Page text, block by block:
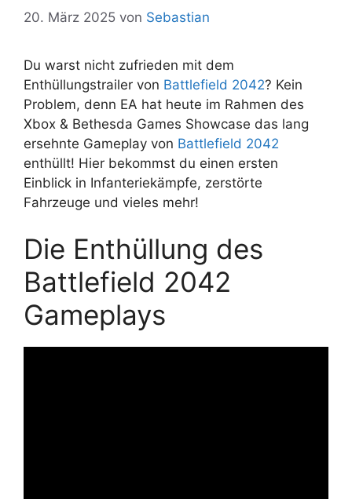
20. März 2025 von Sebastian
Du warst nicht zufrieden mit dem
Enthüllungstrailer von Battlefield 2042? Kein
Problem, denn EA hat heute im Rahmen des
Xbox & Bethesda Games Showcase das lang
ersehnte Gameplay von Battlefield 2042
enthüllt! Hier bekommst du einen ersten
Einblick in Infanteriekämpfe, zerstörte
Fahrzeuge und vieles mehr!
Die Enthüllung des
Battlefield 2042
Gameplays